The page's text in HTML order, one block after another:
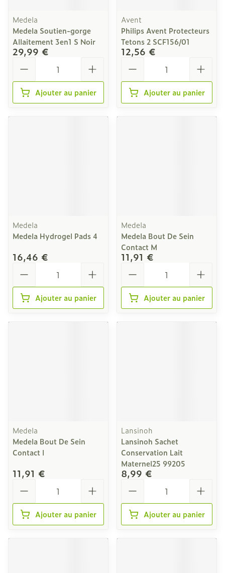
Medela
Medela Soutien-gorge
Allaitement 3en1 S Noir
29,99 €
Ajouter au panier
Avent
Philips Avent Protecteurs
Tetons 2 SCF156/01
12,56 €
Ajouter au panier
Medela
Medela Hydrogel Pads 4
16,46 €
Ajouter au panier
Medela
Medela Bout De Sein
Contact M
11,91 €
Ajouter au panier
Medela
Medela Bout De Sein
Contact l
11,91 €
Ajouter au panier
Lansinoh
Lansinoh Sachet
Conservation Lait
Maternel25 99205
8,99 €
Ajouter au panier